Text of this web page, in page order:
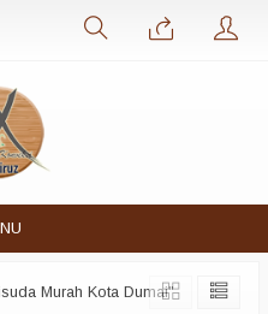
Murah Kota Dumai"